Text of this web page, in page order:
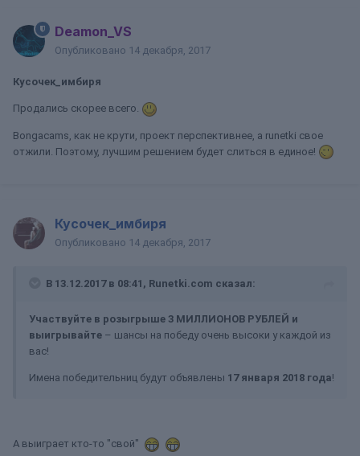
Deamon_VS
Опубликовано 14 декабря, 2017
Кусочек_имбиря
Продались скорее всего.
Bongacams, как не крути, проект перспективнее, а runetki свое
отжили. Поэтому, лучшим решением будет слиться в единое!
Кусочек_имбиря
Опубликовано 14 декабря, 2017
В 13.12.2017 в 08:41, Runetki.com сказал:
Участвуйте в розыгрыше 3 МИЛЛИОНОВ РУБЛЕЙ и
выигрывайте – шансы на победу очень высоки у каждой из
вас!
Имена победительниц будут объявлены 17 января 2018 года!
А выиграет кто-то "свой"